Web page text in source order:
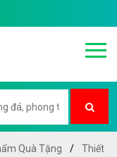
Quà Tặng
Thiết